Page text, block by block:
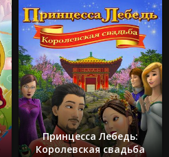
Принцесса Лебедь:
Королевская свадьба